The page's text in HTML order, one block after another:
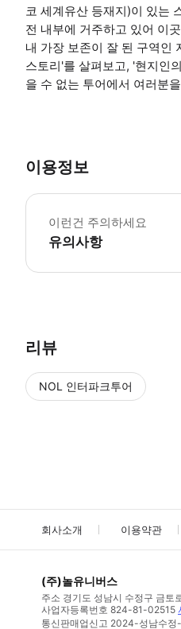
코 세계유산 등재지)이 있는
전 내부에 거주하고 있어 이
내 가장 보존이 잘 된 구역인
스토리'를 살펴보고, '현지인
을 수 없는 투어에서 여러분
이용정보
이런건 주의하세요
유의사항
리뷰
NOL 인터파크투어
회사소개 이용약관
(주)놀유니버스
주소 경기도 성남시 수정구 금토
사업자등록번호 824-81-02515
통신판매업신고 2024-성남수정